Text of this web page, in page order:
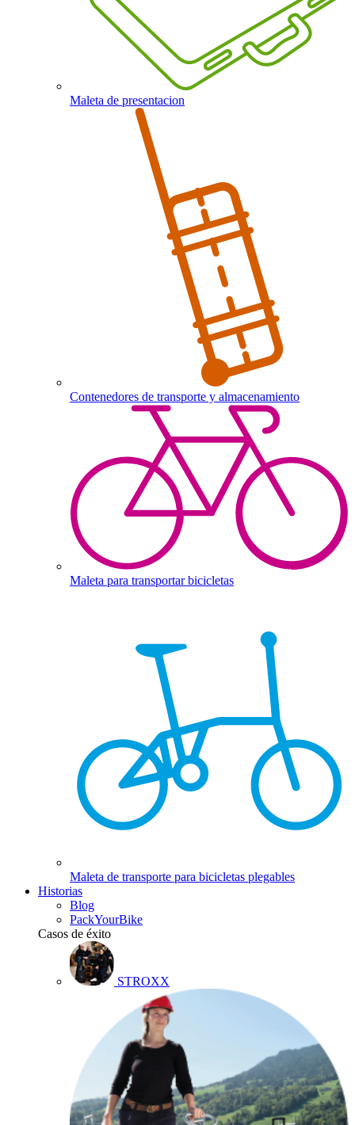
Maleta de presentacion
Contenedores de transporte y almacenamiento
Maleta para transportar bicicletas
Maleta de transporte para bicicletas plegables
Historias
Blog
PackYourBike
Casos de éxito
STROXX